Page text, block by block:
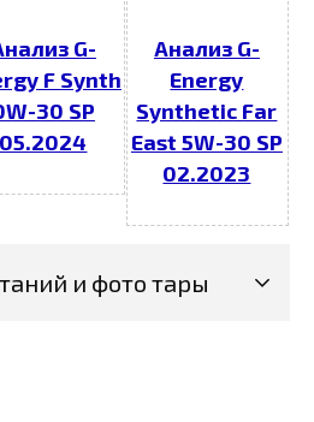
G-
F Synth
30 SP
05.2024
Анализ G-
Energy
Synthetic Far
East 5W-30 SP
02.2023
и фото тары